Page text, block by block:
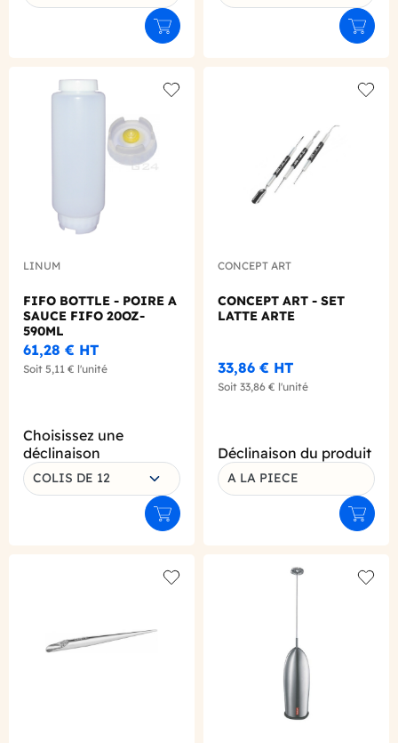
Ajouter au panier
LINUM
FIFO BOTTLE - POIRE A
SAUCE FIFO 20OZ-
590ML
61,28 € HT
Soit 5,11 € l'unité
Choisissez une
déclinaison
COLIS DE 12
Ajouter au panier
CONCEPT ART
CONCEPT ART - SET
LATTE ARTE
33,86 € HT
Soit 33,86 € l'unité
Déclinaison du produit
A LA PIECE